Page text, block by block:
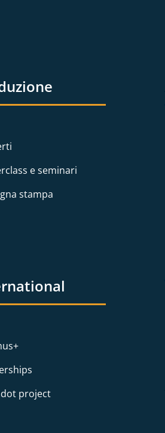
e seminari
stampa
project